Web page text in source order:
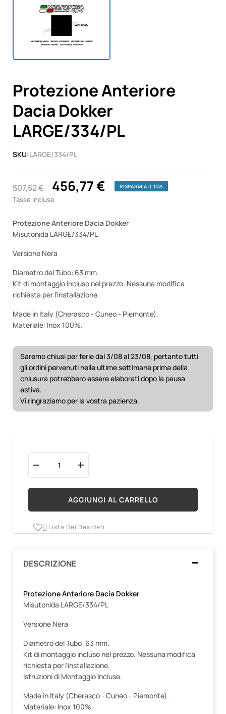
Protezione Anteriore
Dacia Dokker
LARGE/334/PL
SKU:LARGE/334/PL
507,52 € 456,77 € RISPARMIA IL 10%
Tasse incluse
Protezione Anteriore Dacia Dokker
Misutonida LARGE/334/PL
Versione Nera
Diametro del Tubo: 63 mm.
Kit di montaggio incluso nel prezzo. Nessuna modifica
richiesta per l'installazione.
Made in Italy (Cherasco - Cuneo - Piemonte).
Materiale: Inox 100%.
Saremo chiusi per ferie dal 3/08 al 23/08, pertanto tutti
gli ordini pervenuti nelle ultime settimane prima della
chiusura potrebbero essere elaborati dopo la pausa
estiva.
Vi ringraziamo per la vostra pazienza.
AGGIUNGI AL CARRELLO
 Lista Dei Desideri
DESCRIZIONE
Protezione Anteriore Dacia Dokker
Misutonida LARGE/334/PL
Versione Nera
Diametro del Tubo: 63 mm.
Kit di montaggio incluso nel prezzo. Nessuna modifica
richiesta per l'installazione.
Istruzioni di Montaggio Incluse.
Made in Italy (Cherasco - Cuneo - Piemonte).
Materiale: Inox 100%.